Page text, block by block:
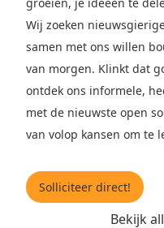
Wij zoeken
samen met ons willen
van morgen. Klinkt dat
ontdek ons informele,
met de nieuwste open
van volop kansen om te
Solliciteer direct!
Bekijk